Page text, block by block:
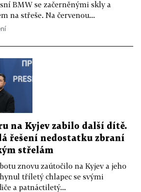
BMW se začerněnými skly a
na střeše. Na červenou...
na Kyjev zabilo další dítě.
řešení nedostatku zbraní
střelám
znovu zaútočilo na Kyjev a jeho
tříletý chlapec se svými
a patnáctiletý...